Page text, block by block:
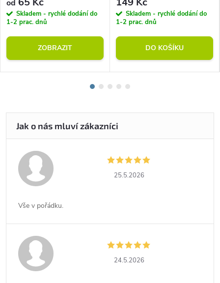
od
Skladem - rychlé dodání do
1-2 prac. dnů
ZOBRAZIT
Skladem - rychlé dodání do
1-2 prac. dnů
DO KOŠÍKU
25.5.2026
Vše v pořádku.
24.5.2026